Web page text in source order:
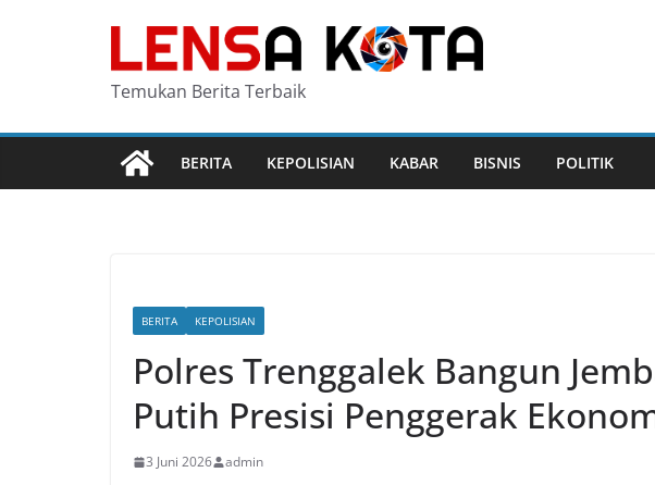
Temukan Berita Terbaik
BERITA KEPOLISIAN KABAR BISNIS POLITIK
BERITA KEPOLISIAN
Polres Trenggalek Bangun
Putih Presisi Penggerak
3 Juni 2026 admin